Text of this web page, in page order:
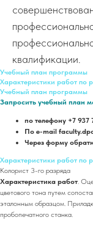
квалификации.
Учебный план программы
Характеристики работ по
Учебный план программы
Запросить учебный план
по телефону +7 937
По e-mail
Через форму
Характеристики работ по
Колорист 3-го разряда
Характеристика работ.
цветового тона путем
эталонным образцом.
пробопечатного станка.